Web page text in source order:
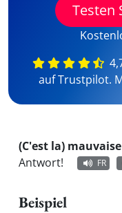
Testen
auf Trustpilot.
(C'est la)
Antwort!
FR
Beispiel